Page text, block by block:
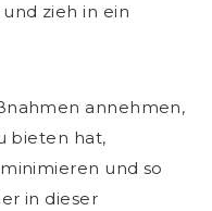
zieh in ein
annehmen,
bieten hat,
und so
in dieser